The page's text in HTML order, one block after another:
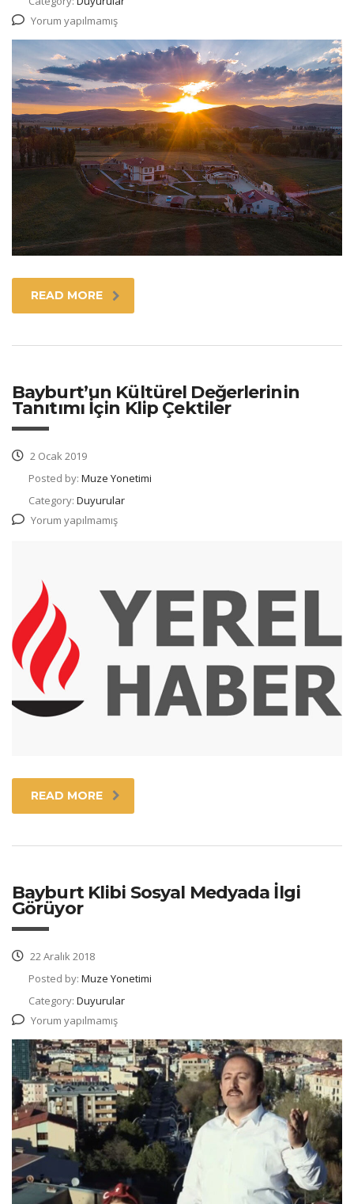
Yorum yapılmamış
READ MORE
Bayburt’un Kültürel Değerlerinin
Tanıtımı İçin Klip Çektiler
2 Ocak 2019
Posted by: Muze Yonetimi
Category: Duyurular
Yorum yapılmamış
READ MORE
Bayburt Klibi Sosyal Medyada İlgi
Görüyor
22 Aralık 2018
Posted by: Muze Yonetimi
Category: Duyurular
Yorum yapılmamış